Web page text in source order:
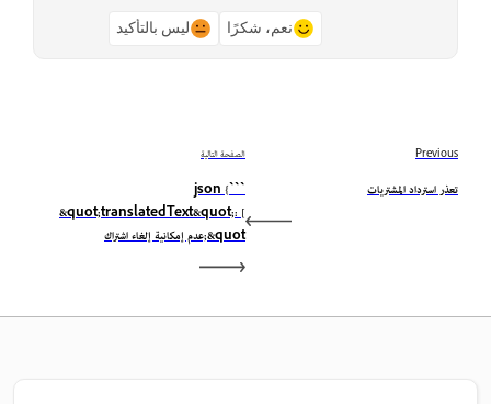
نعم، شكرًا ليس بالتأكيد
Previous
تعذر استرداد المشتريات
الصفحة التالية
```json {
&quot;translatedText&quot;: [
&quot;عدم إمكانية إلغاء اشتراك